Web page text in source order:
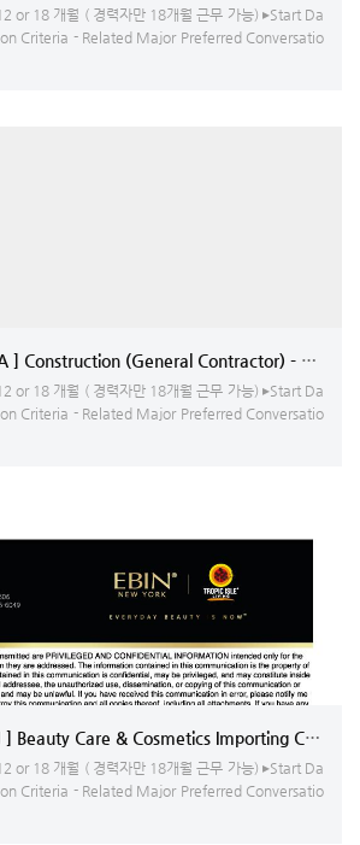
or 18 개월 ( 경력자만 18개월 근무 가능) ▸Start Da
Criteria - Related Major Preferred Conversatio
] Construction (General Contractor) - 현장 공
or 18 개월 ( 경력자만 18개월 근무 가능) ▸Start Da
Criteria - Related Major Preferred Conversatio
] Beauty Care & Cosmetics Importing
or 18 개월 ( 경력자만 18개월 근무 가능) ▸Start Da
Criteria - Related Major Preferred Conversatio